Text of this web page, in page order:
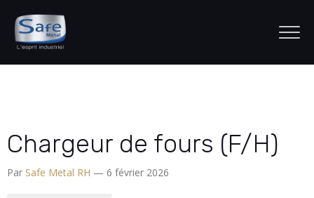
Chargeur de fours (F/H)
Par Safe Metal RH — 6 février 2026